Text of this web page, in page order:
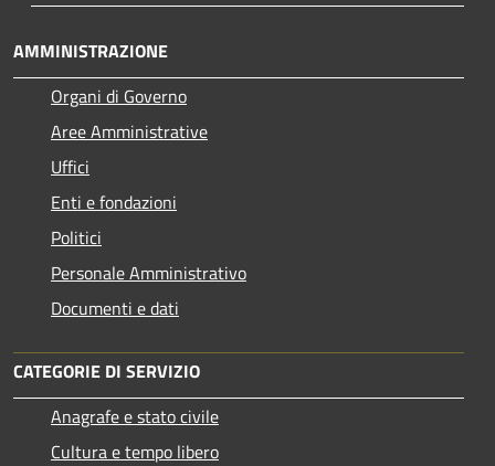
AMMINISTRAZIONE
Organi di Governo
Aree Amministrative
Uffici
Enti e fondazioni
Politici
Personale Amministrativo
Documenti e dati
CATEGORIE DI SERVIZIO
Anagrafe e stato civile
Cultura e tempo libero